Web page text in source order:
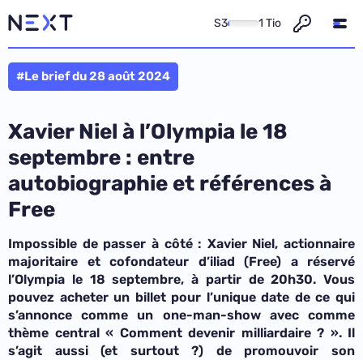
S3 1 Tio
#Le brief du 28 août 2024
Xavier Niel à l’Olympia le 18
septembre : entre
autobiographie et références à
Free
Impossible de passer à côté : Xavier Niel, actionnaire
majoritaire et cofondateur d’iliad (Free) a réservé
l’Olympia le 18 septembre, à partir de 20h30. Vous
pouvez acheter un billet pour l’unique date de ce qui
s’annonce comme un one-man-show avec comme
thème central « Comment devenir milliardaire ? ». Il
s’agit aussi (et surtout ?) de promouvoir son